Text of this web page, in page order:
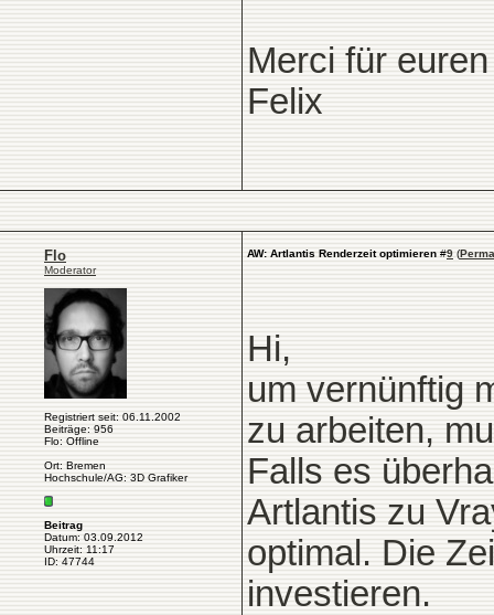
Merci für
Felix
Flo
Moderator
Registriert seit: 06.11.2002
Beiträge: 956
Flo: Offline
Ort: Bremen
Hochschule/AG: 3D Grafiker
Beitrag
Datum: 03.09.2012
Uhrzeit: 11:17
ID: 47744
AW: Artlantis Renderzeit optimieren #9 (
Hi,
um vernünftig
zu arbeiten,
Falls es
Artlantis zu
optimal. Die
investieren.